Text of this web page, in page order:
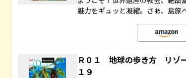
魅力をギュッと凝縮。さあ、島旅へ
Ｒ０１ 地球の歩き方 リゾ
１９